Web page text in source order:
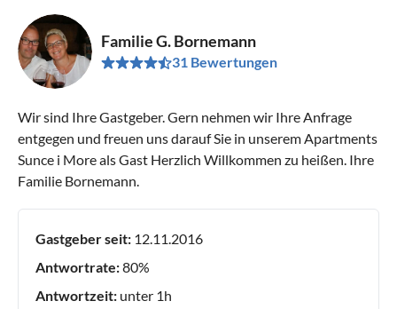
Familie G. Bornemann
31 Bewertungen
Wir sind Ihre Gastgeber. Gern nehmen wir Ihre Anfrage
entgegen und freuen uns darauf Sie in unserem Apartments
Sunce i More als Gast Herzlich Willkommen zu heißen. Ihre
Familie Bornemann.
Gastgeber seit: 12.11.2016
Antwortrate:80%
Antwortzeit: unter 1h